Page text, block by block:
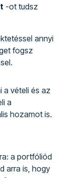
-ot tudsz
annyi
fogsz
a vételi és az
a
hozamot is.
a portfóliód
arra is, hogy